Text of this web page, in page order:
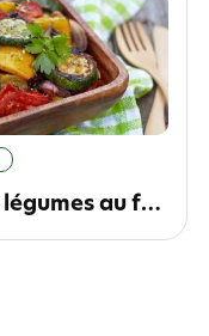
Salade de légumes au four